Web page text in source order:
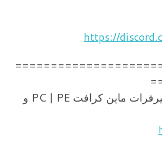
https://
افضل استضافة سيرفرات ماين كرافت PC | PE و